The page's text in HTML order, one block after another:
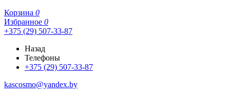
Корзина 0
Избранное 0
+375 (29) 507-33-87
Назад
Телефоны
+375 (29) 507-33-87
kascosmo@yandex.by